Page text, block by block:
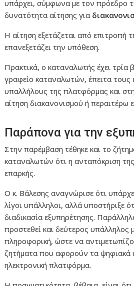
υπάρχει, σύμφωνα με τον πρόεδρο
δυνατότητα αίτησης για
Η αίτηση εξετάζεται από επιτροπή
επανεξετάζει την υπόθεση.
Πρακτικά, ο καταναλωτής έχει τρία
γραφείο καταναλωτών, έπειτα τους
υπαλλήλους της πλατφόρμας και
αίτηση διακανονισμού ή περαιτέρω
Παράπονα για την
Στην παρέμβαση τέθηκε και το
καταναλωτών ότι η ανταπόκριση
επαρκής.
Ο κ. Βάλεσης αναγνώρισε ότι
λίγοι υπάλληλοι, αλλά υποστήριξε
διαδικασία εξυπηρέτησης.
προστεθεί και δεύτερος υπάλληλος
πληροφορική, ώστε να
ζητήματα που αφορούν τα ψηφιακά
ηλεκτρονική πλατφόρμα.